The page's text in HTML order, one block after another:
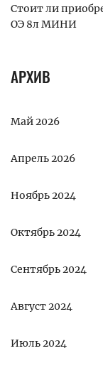
Стоит ли
ОЭ 8л МИНИ
АРХИВ
Май 2026
Апрель 2026
Ноябрь 2024
Октябрь 2024
Сентябрь 2024
Август 2024
Июль 2024